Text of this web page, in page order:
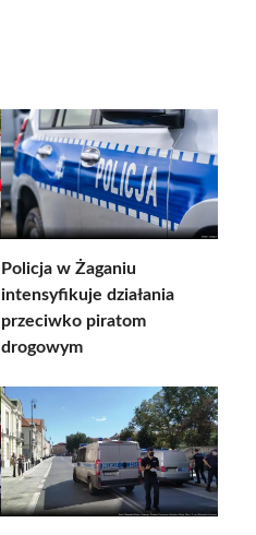
Policja w Żaganiu
intensyfikuje działania
przeciwko piratom
drogowym